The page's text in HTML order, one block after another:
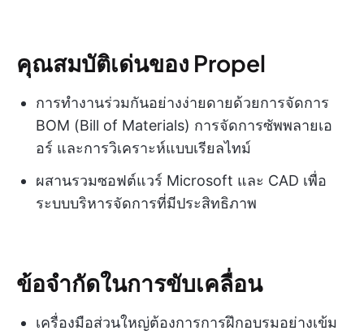
คุณสมบัติเด่นของ Propel
การทำงานร่วมกันอย่างง่ายดายด้วยการจัดการ
BOM (Bill of Materials) การจัดการซัพพลายเอ
อร์ และการวิเคราะห์แบบเรียลไทม์
ผสานรวมซอฟต์แวร์ Microsoft และ CAD เพื่อ
ระบบบริหารจัดการที่มีประสิทธิภาพ
ข้อจำกัดในการขับเคลื่อน
เครื่องมือส่วนใหญ่ต้องการการฝึกอบรมอย่างเข้ม